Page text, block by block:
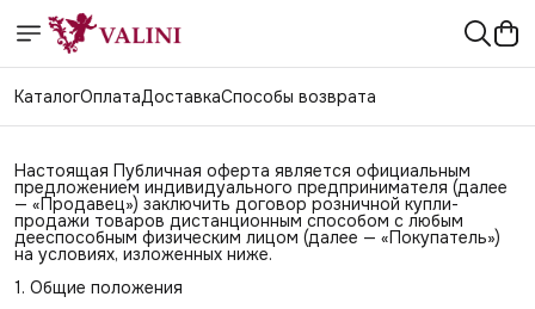
КаталогОплатаДоставкаСпособы возврата
Настоящая Публичная оферта является официальным
предложением индивидуального предпринимателя (далее
— «Продавец») заключить договор розничной купли-
продажи товаров дистанционным способом с любым
дееспособным физическим лицом (далее — «Покупатель»)
на условиях, изложенных ниже.
1. Общие положения